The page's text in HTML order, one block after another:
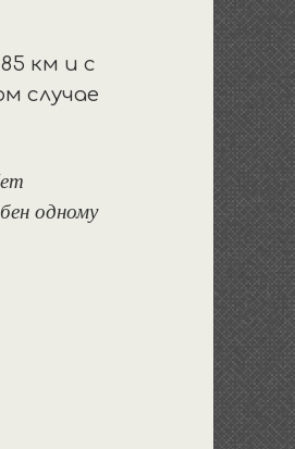
км и с
случае
одному